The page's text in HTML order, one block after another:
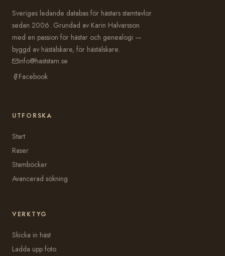
Sveriges ledande databas för hästars stamtavlor
sedan 2006. Grundad av Karin Halvarsson
med en passion för hästar och genealogi —
byggd av hästälskare, för hästälskare.
info@haststam.se
Facebook
UTFORSKA
Start
Raser
Stamböcker
Avancerad sökning
VERKTYG
Skicka in häst
Ladda upp foto